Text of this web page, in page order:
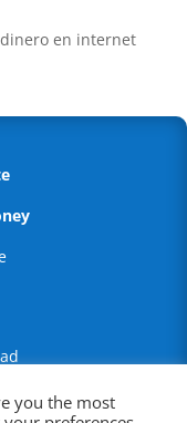
en internet
you the most